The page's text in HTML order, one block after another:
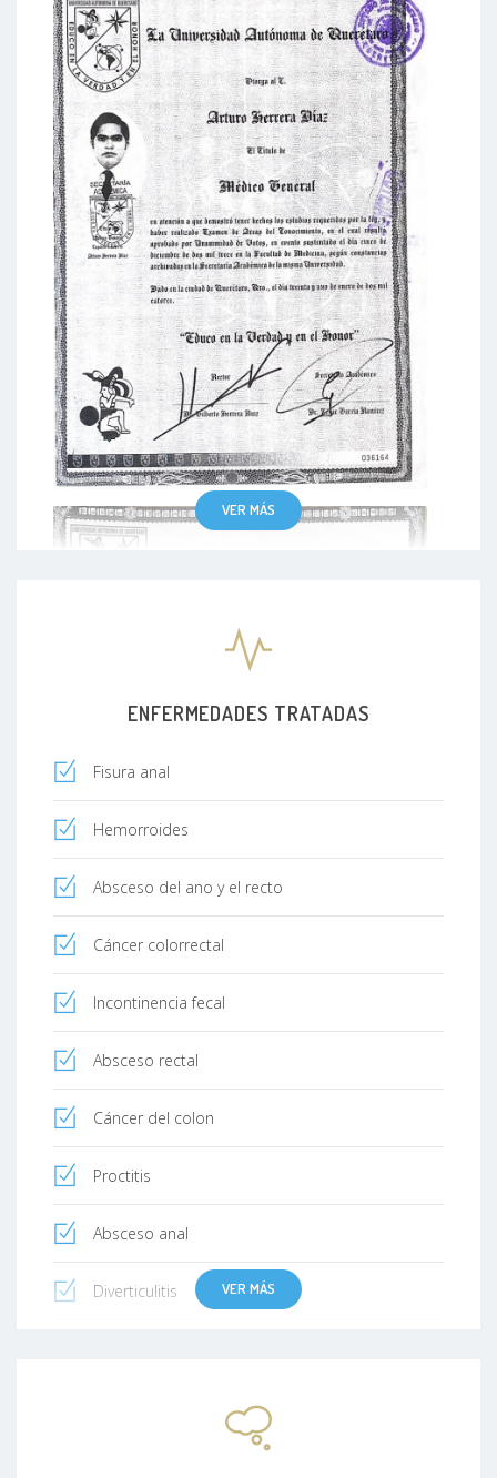
VER MÁS
ENFERMEDADES TRATADAS
Fisura anal
Hemorroides
Absceso del ano y el recto
Cáncer colorrectal
Incontinencia fecal
Absceso rectal
Cáncer del colon
Proctitis
Absceso anal
Diverticulitis VER MÁS